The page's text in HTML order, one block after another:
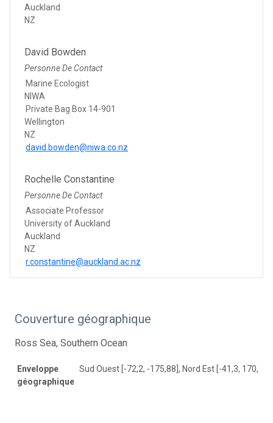
Auckland
NZ
David Bowden
Personne De Contact
Marine Ecologist
NIWA
Private Bag Box 14-901
Wellington
NZ
david.bowden@niwa.co.nz
Rochelle Constantine
Personne De Contact
Associate Professor
University of Auckland
Auckland
NZ
r.constantine@auckland.ac.nz
Couverture géographique
Ross Sea, Southern Ocean
Enveloppe
géographique
Sud Ouest [-72,2, -175,88], Nord Est [-41,3, 170,85]